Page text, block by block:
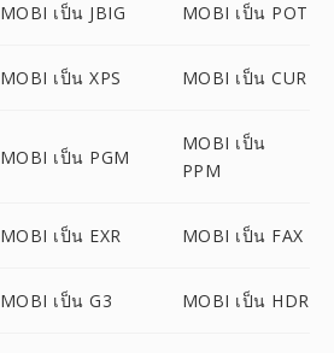
MOBI เป็น JBIG MOBI เป็น POT
MOBI เป็น XPS MOBI เป็น CUR
MOBI เป็น PGM
MOBI เป็น
PPM
MOBI เป็น EXR MOBI เป็น FAX
MOBI เป็น G3 MOBI เป็น HDR